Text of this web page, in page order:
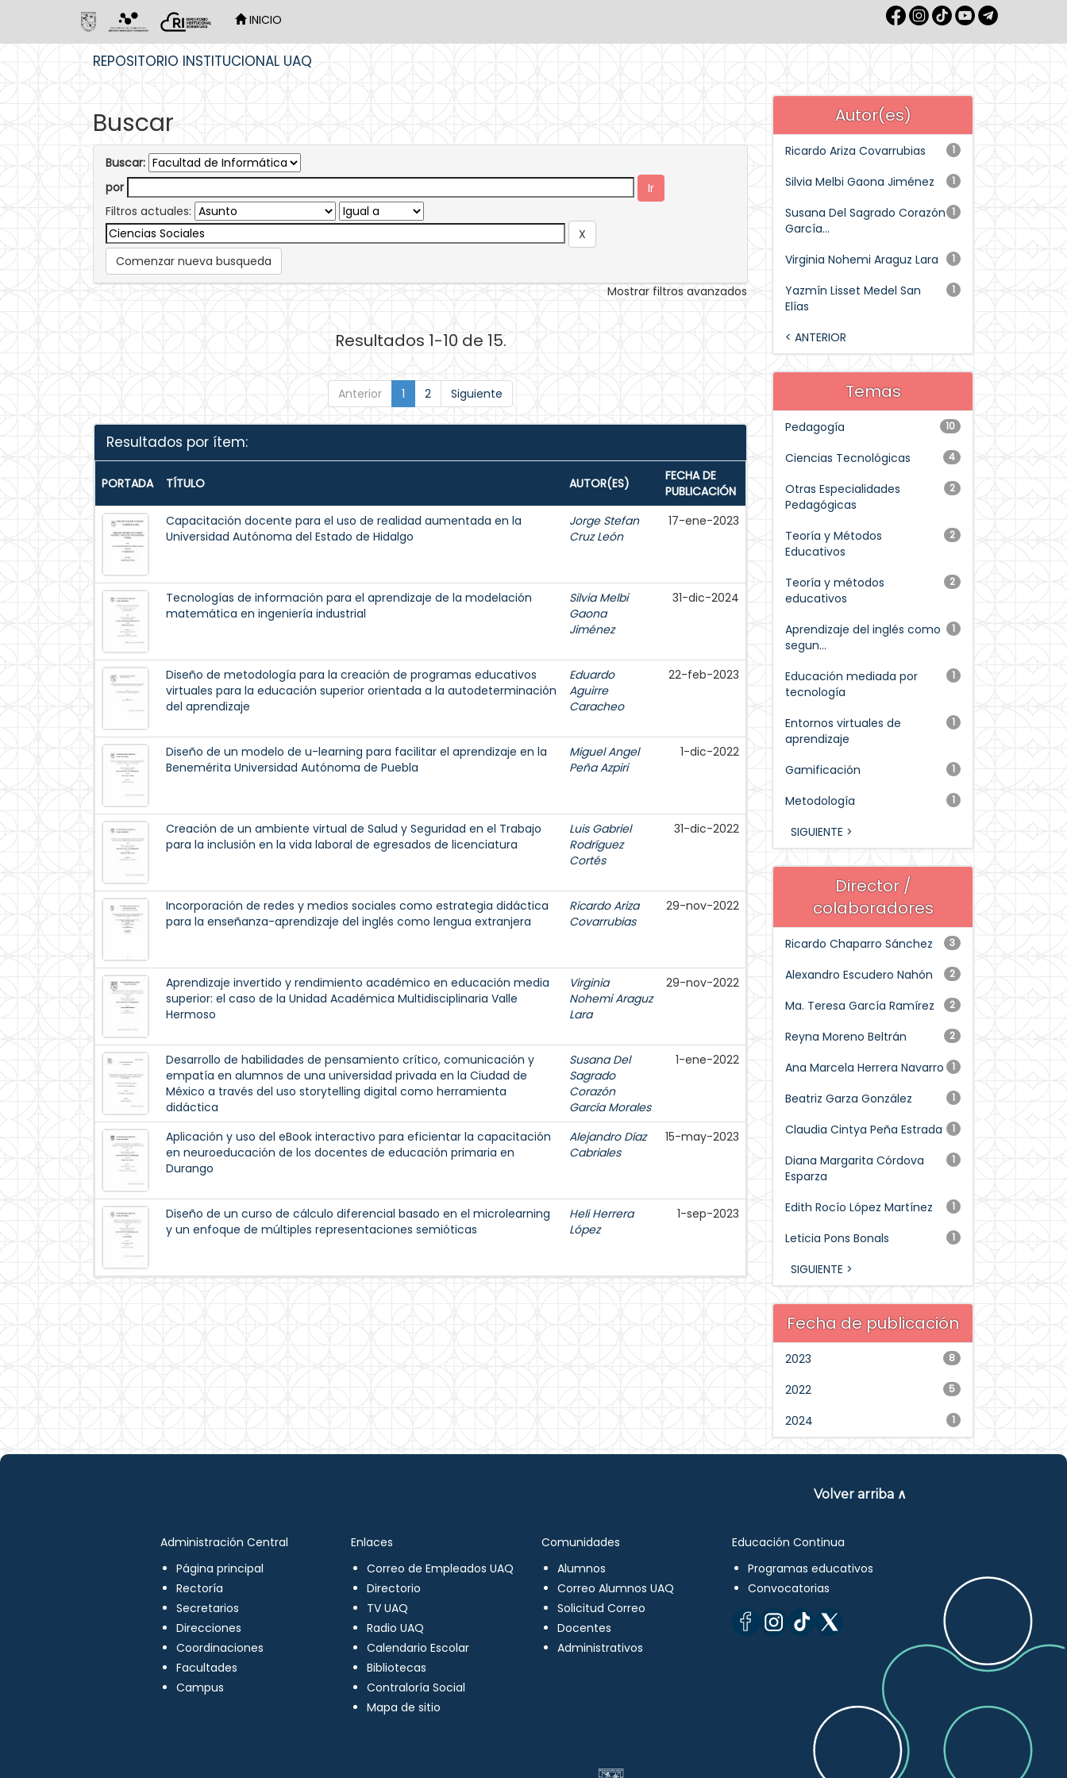
INICIO
REPOSITORIO INSTITUCIONAL UAQ
Buscar
Buscar:
por
Filtros actuales:
Comenzar nueva busqueda
Mostrar filtros avanzados
Resultados 1-10 de 15.
Anterior 1 2 Siguiente
Resultados por ítem:
PORTADA TÍTULO AUTOR(ES)
FECHA DE
PUBLICACIÓN
Capacitación docente para el uso de realidad aumentada en la
Universidad Autónoma del Estado de Hidalgo
Jorge Stefan
Cruz León
17-ene-2023
Tecnologías de información para el aprendizaje de la modelación
matemática en ingeniería industrial
Silvia Melbi
Gaona
Jiménez
31-dic-2024
Diseño de metodología para la creación de programas educativos
virtuales para la educación superior orientada a la autodeterminación
del aprendizaje
Eduardo
Aguirre
Caracheo
22-feb-2023
Diseño de un modelo de u-learning para facilitar el aprendizaje en la
Benemérita Universidad Autónoma de Puebla
Miguel Angel
Peña Azpiri
1-dic-2022
Creación de un ambiente virtual de Salud y Seguridad en el Trabajo
para la inclusión en la vida laboral de egresados de licenciatura
Luis Gabriel
Rodríguez
Cortés
31-dic-2022
Incorporación de redes y medios sociales como estrategia didáctica
para la enseñanza-aprendizaje del inglés como lengua extranjera
Ricardo Ariza
Covarrubias
29-nov-2022
Aprendizaje invertido y rendimiento académico en educación media
superior: el caso de la Unidad Académica Multidisciplinaria Valle
Hermoso
Virginia
Nohemi Araguz
Lara
29-nov-2022
Desarrollo de habilidades de pensamiento crítico, comunicación y
empatía en alumnos de una universidad privada en la Ciudad de
México a través del uso storytelling digital como herramienta
didáctica
Susana Del
Sagrado
Corazón
García Morales
1-ene-2022
Aplicación y uso del eBook interactivo para eficientar la capacitación
en neuroeducación de los docentes de educación primaria en
Durango
Alejandro Díaz
Cabriales
15-may-2023
Diseño de un curso de cálculo diferencial basado en el microlearning
y un enfoque de múltiples representaciones semióticas
Heli Herrera
López
1-sep-2023
Autor(es)
1
Ricardo Ariza Covarrubias
1
Silvia Melbi Gaona Jiménez
1
Susana Del Sagrado Corazón
García...
1
Virginia Nohemi Araguz Lara
1
Yazmín Lisset Medel San
Elías
< ANTERIOR
Temas
10
Pedagogía
4
Ciencias Tecnológicas
2
Otras Especialidades
Pedagógicas
2
Teoría y Métodos
Educativos
2
Teoría y métodos
educativos
1
Aprendizaje del inglés como
segun...
1
Educación mediada por
tecnología
1
Entornos virtuales de
aprendizaje
1
Gamificación
1
Metodología
SIGUIENTE >
Director /
colaboradores
3
Ricardo Chaparro Sánchez
2
Alexandro Escudero Nahón
2
Ma. Teresa García Ramírez
2
Reyna Moreno Beltrán
1
Ana Marcela Herrera Navarro
1
Beatriz Garza González
1
Claudia Cintya Peña Estrada
1
Diana Margarita Córdova
Esparza
1
Edith Rocío López Martínez
1
Leticia Pons Bonals
SIGUIENTE >
Fecha de publicación
8
2023
5
2022
1
2024
Volver arriba ∧
Administración Central
Página principal
Rectoría
Secretarios
Direcciones
Coordinaciones
Facultades
Campus
Enlaces
Correo de Empleados UAQ
Directorio
TV UAQ
Radio UAQ
Calendario Escolar
Bibliotecas
Contraloría Social
Mapa de sitio
Comunidades
Alumnos
Correo Alumnos UAQ
Solicitud Correo
Docentes
Administrativos
Educación Continua
Programas educativos
Convocatorias